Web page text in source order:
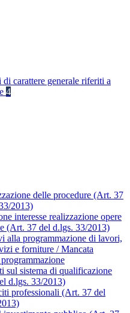
carattere generale riferiti a
4
delle procedure (Art. 37
2013)
interesse realizzazione opere
(Art. 37 del d.lgs. 33/2013)
alla programmazione di lavori,
e forniture / Mancata
sul sistema di qualificazione
d.lgs. 33/2013)
professionali (Art. 37 del